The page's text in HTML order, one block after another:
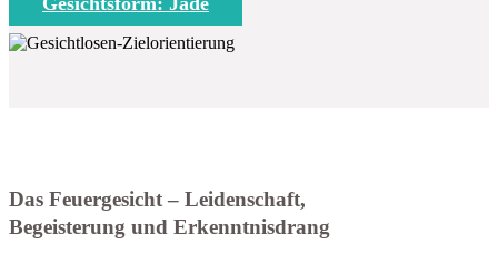
Das Feuergesicht – Leidenschaft,
Begeisterung und Erkenntnisdrang